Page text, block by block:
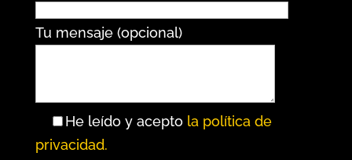
Tu mensaje (opcional)
He leído y acepto la política de
privacidad.